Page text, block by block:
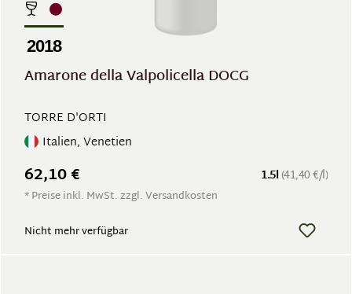
2018
Amarone della Valpolicella DOCG
TORRE D'ORTI
Italien, Venetien
1.5l (41,40 €/l)
62,10 €
* Preise inkl. MwSt. zzgl. Versandkosten
Nicht mehr verfügbar